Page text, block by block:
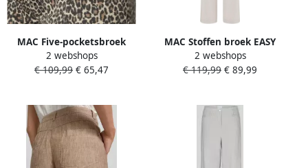
MAC Five-pocketsbroek
DREAM-LEO Slim fit in hoog
elastische kwaliteit
2 webshops
€ 109,99 € 65,47
MAC Stoffen broek EASY
WIDELEG zeer elastische
kwaliteit aangenaam
2 webshops
€ 119,99 € 89,99